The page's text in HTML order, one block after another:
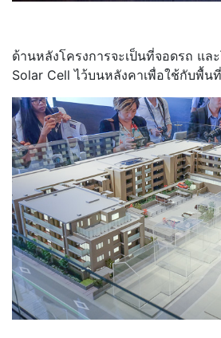
ด้านหลังโครงการจะเป็นที่จอดรถ แล
Solar Cell ไว้บนหลังคาเพื่อใช้กับพื้น